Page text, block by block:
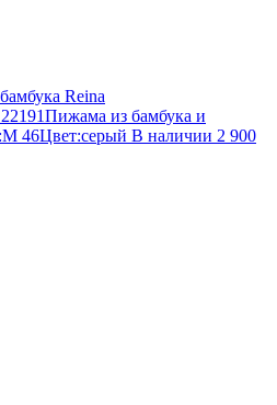
Reina
22191Пижама из бамбука и
M 46Цвет:серый В наличии 2 900